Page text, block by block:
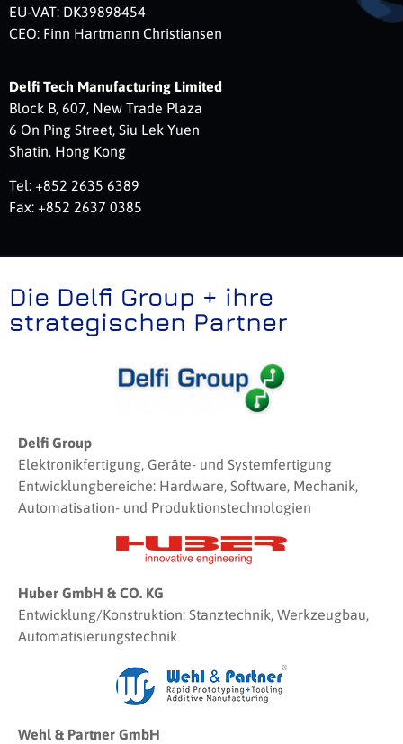
EU-VAT: DK39898454
CEO: Finn Hartmann Christiansen
Delfi Tech Manufacturing Limited
Block B, 607, New Trade Plaza
6 On Ping Street, Siu Lek Yuen
Shatin, Hong Kong
Tel: +852 2635 6389
Fax: +852 2637 0385
Die Delfi Group + ihre
strategischen Partner
Delfi Group
Elektronikfertigung, Geräte- und Systemfertigung
Entwicklungbereiche: Hardware, Software, Mechanik,
Automatisation- und Produktionstechnologien
Huber GmbH & CO. KG
Entwicklung/Konstruktion: Stanztechnik, Werkzeugbau,
Automatisierungstechnik
Wehl & Partner GmbH